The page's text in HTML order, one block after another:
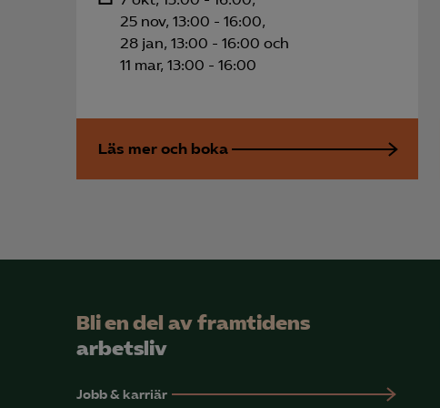
25 nov, 13:00 - 16:00,
28 jan, 13:00 - 16:00 och
11 mar, 13:00 - 16:00
Läs mer och boka
Bli en del av framtidens
arbetsliv
Jobb & karriär